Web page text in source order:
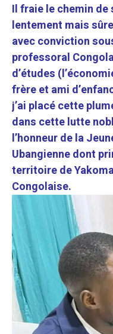
Il fraie le chemin de
lentement mais
avec conviction
professoral
d’études
frère et ami
j’ai placé cette
dans cette lutte
l’honneur de la
Ubangienne dont
territoire de
Congolaise.